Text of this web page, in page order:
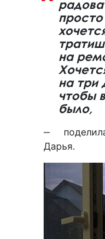
на
на три
чтобы
было,
‒
Дарья.